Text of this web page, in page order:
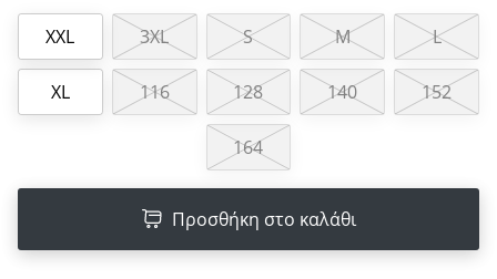
άρθρων
XXL 3XL S M L
XL 116 128 140 152
164
Προσθήκη στο καλάθι